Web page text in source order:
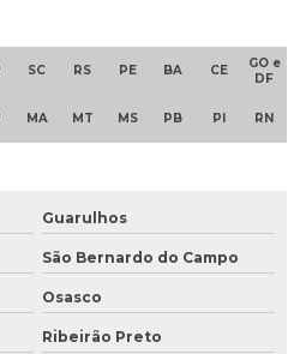
SC RS PE BA CE
GO e
DF
MA MT MS PB PI RN
Guarulhos
São Bernardo do Campo
Osasco
Ribeirão Preto